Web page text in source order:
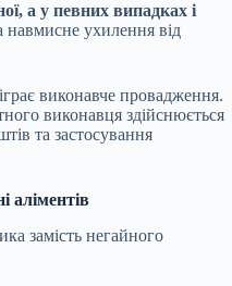
а у певних випадках і
навмисне ухилення від
виконавче провадження.
виконавця здійснюється
та застосування
аліментів
замість негайного